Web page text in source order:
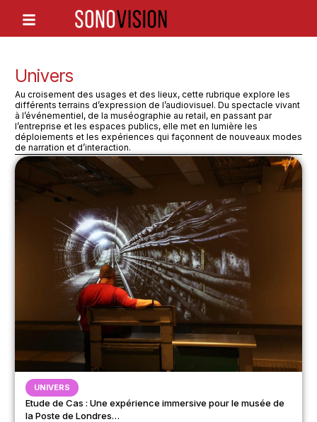
Univers
Au croisement des usages et des lieux, cette rubrique explore les
différents terrains d’expression de l’audiovisuel. Du spectacle vivant
à l’événementiel, de la muséographie au retail, en passant par
l’entreprise et les espaces publics, elle met en lumière les
déploiements et les expériences qui façonnent de nouveaux modes
de narration et d’interaction.
UNIVERS
Etude de Cas : Une expérience immersive pour le musée de
la Poste de Londres…